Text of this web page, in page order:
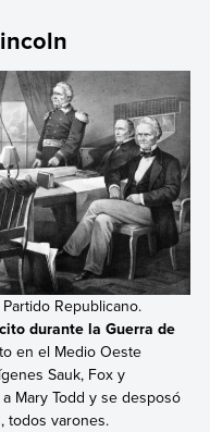
Republicano.
durante la Guerra de
en el Medio Oeste
Sauk, Fox y
Mary Todd y se desposó
todos varones.